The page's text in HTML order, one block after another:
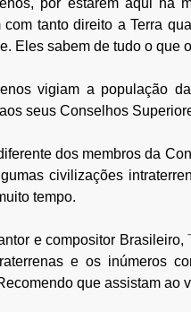
por estarem aqui há
com tanto direito a Terra
Eles sabem de tudo o que
vigiam a população
seus Conselhos
dos membros da
civilizações
tempo.
e compositor Brasileiro,
e os inúmeros
ecomendo que assistam ao